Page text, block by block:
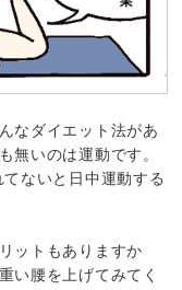
なダイエット法があ
無いのは運動です。
ないと日中運動する
ットもありますか
い腰を上げてみてく